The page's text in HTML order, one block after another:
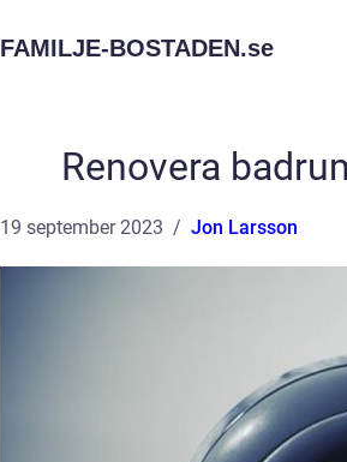
FAMILJE-BOSTADEN.se
Renovera
19 september 2023 Jon Larsson